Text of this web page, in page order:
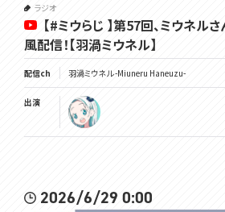
ラジオ
【#ミウらじ 】第57回、ミウネル
風配信！【羽渦ミウネル】
配信ch 羽渦ミウネル -Miuneru Haneuzu-
出演
2026/6/29 0:00